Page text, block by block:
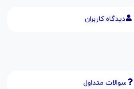
دیدگاه کاربران
سوالات متداول